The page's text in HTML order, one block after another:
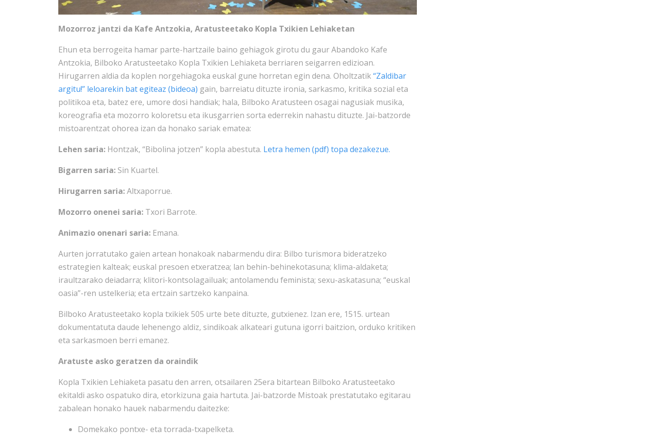
Mozorroz jantzi da Kafe Antzokia, Aratusteetako Kopla Txikien Lehiaketan
Ehun eta berrogeita hamar parte-hartzaile baino gehiagok girotu du gaur Abandoko Kafe
Antzokia, Bilboko Aratusteetako Kopla Txikien Lehiaketa berriaren seigarren edizioan.
Hirugarren aldia da koplen norgehiagoka euskal gune horretan egin dena. Oholtzatik“Zaldibar
argitu!” leloarekin bat egiteaz (bideoa) gain, barreiatu dituzte ironia, sarkasmo, kritika sozial eta
politikoa eta, batez ere, umore dosi handiak; hala, Bilboko Aratusteen osagai nagusiak musika,
koreografia eta mozorro koloretsu eta ikusgarrien sorta ederrekin nahastu dituzte. Jai-batzorde
mistoarentzat ohorea izan da honako sariak ematea:
Lehen saria: Hontzak, “Bibolina jotzen” kopla abestuta. Letra hemen (pdf) topa dezakezue.
Bigarren saria: Sin Kuartel.
Hirugarren saria:Altxaporrue.
Mozorro onenei saria: Txori Barrote.
Animazio onenari saria: Emana.
Aurten jorratutako gaien artean honakoak nabarmendu dira: Bilbo turismora bideratzeko
estrategien kalteak; euskal presoen etxeratzea; lan behin-behinekotasuna; klima-aldaketa;
iraultzarako deiadarra; klitori-kontsolagailuak; antolamendu feminista; sexu-askatasuna; “euskal
oasia”-ren ustelkeria; eta ertzain sartzeko kanpaina.
Bilboko Aratusteetako kopla txikiek 505 urte bete dituzte, gutxienez. Izan ere, 1515. urtean
dokumentatuta daude lehenengo aldiz, sindikoak alkateari gutuna igorri baitzion, orduko kritiken
eta sarkasmoen berri emanez.
Aratuste asko geratzen da oraindik
Kopla Txikien Lehiaketa pasatu den arren, otsailaren 25era bitartean Bilboko Aratusteetako
ekitaldi asko ospatuko dira, etorkizuna gaia hartuta. Jai-batzorde Mistoak prestatutako egitarau
zabalean honako hauek nabarmendu daitezke:
Domekako pontxe- eta torrada-txapelketa.